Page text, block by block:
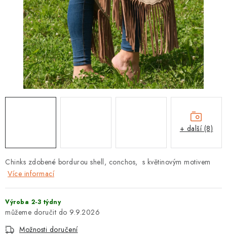
Chinks zdobené bordurou shell, conchos, s květinovým motivem
Více informací
Výroba 2-3 týdny
9.9.2026
Možnosti doručení
+ další (8)